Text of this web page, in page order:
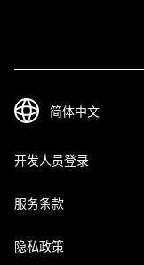
开发人员登录
服务条款
隐私政策